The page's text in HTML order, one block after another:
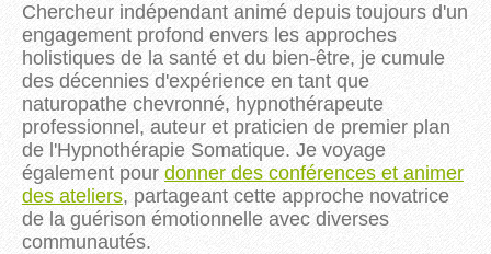
Chercheur indépendant animé depuis toujours d'un
engagement profond envers les approches
holistiques de la santé et du bien-être, je cumule
des décennies d'expérience en tant que
naturopathe chevronné, hypnothérapeute
professionnel, auteur et praticien de premier plan
de l'Hypnothérapie Somatique. Je voyage
également pour donner des conférences et animer
des ateliers, partageant cette approche novatrice
de la guérison émotionnelle avec diverses
communautés.